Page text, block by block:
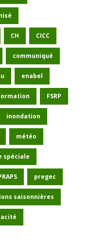
CH CICC
communiqué
enabel
FSRP
inondation
météo
spéciale
pregec
saisonnières